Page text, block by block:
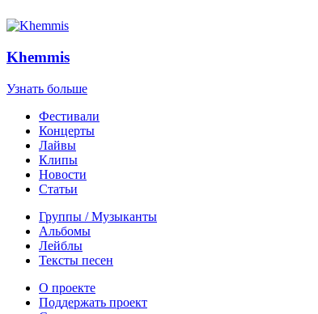
Khemmis
Узнать больше
Фестивали
Концерты
Лайвы
Клипы
Новости
Статьи
Группы / Музыканты
Альбомы
Лейблы
Тексты песен
О проекте
Поддержать проект